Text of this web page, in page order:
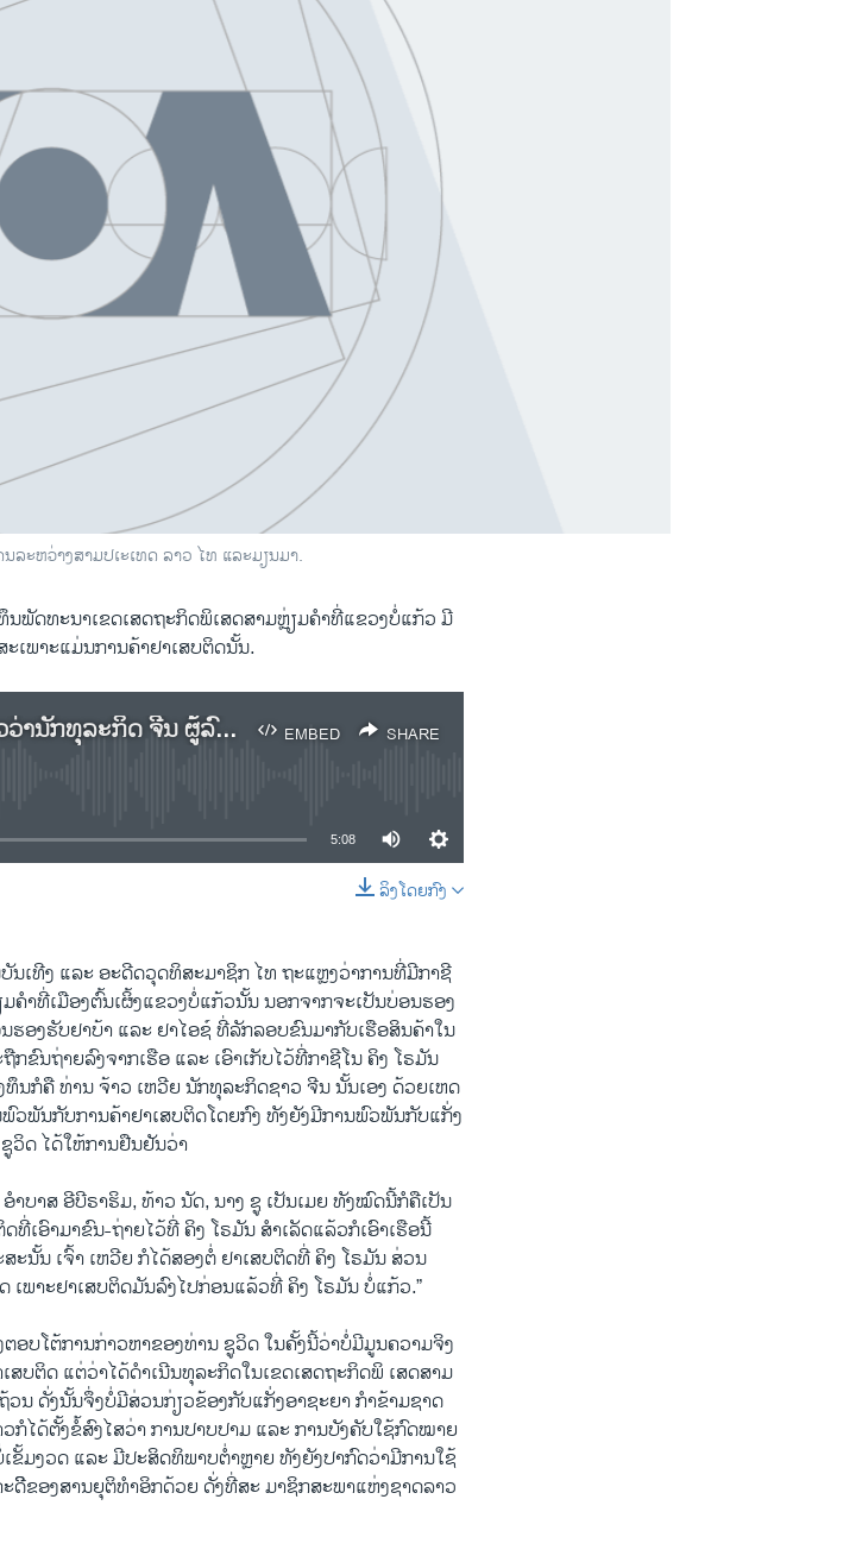
ະຫວ່າງສາມປເະເທດ ລາວ ໄທ ແລະມຽນມາ.
ພັດທະນາເຂດເສດຖະກິດພິເສດສາມຫຼ່ຽມຄຳທີ່ແຂວງບໍ່ແກ້ວ ມີ
ເພາະແມ່ນການຄ້າຢາເສບຕິດນັ້ນ.
EMBED SHARE
ຟັງລາຍງານ ນັກການເມືອງ ໄທ ກ່າວວ່ານັກທຸລະກິດ ຈີນ ຜູ້ລົງທຶນພັດທະນາເຂດເສດຖະກິດພິເສດສາມຫຼ່ຽມຄຳທີ່ແຂວງບໍ່ແກ້ວ ມີສ່ວນພົວພັນກັບແກັ່ງອາຊະຍາກຳຂ້າມຊາດ
SHARE
5:08
ລິງໂດຍກົງ
ເທີງ ແລະ ອະດີດວຸດທິສະມາຊິກ ໄທ ຖະແຫຼງວ່າການທີ່ມີກາຊີ
ຄຳທີ່ເມືອງຕົ້ນເຜິ້ງແຂວງບໍ່ແກ້ວນັ້ນ ນອກຈາກຈະເປັນບ່ອນຮອງ
ອງຮັບຢາບ້າ ແລະ ຢາໄອຊ໌ ທີ່ລັກລອບຂົນມາກັບເຮືອສິນຄ້າໃນ
ຂົນຖ່າຍລົງຈາກເຮືອ ແລະ ເອົາເກັບໄວ້ທີ່ກາຊີໂນ ຄິງ ໂຣມັນ
ນກໍຄື ທ່ານ ຈ້າວ ເຫວີຍ ນັກທຸລະກິດຊາວ ຈີນ ນັ້ນເອງ ດ້ວຍເຫດ
ພັນກັບການຄ້າຢາເສບຕິດໂດຍກົງ ທັງຍັງມີການພົວພັນກັບແກັ່ງ
ວິດ ໄດ້ໃຫ້ການຢືນຢັນວ່າ
ຳບາສ ອີບີຣາຮິມ, ທ້າວ ນັດ, ນາງ ຊູ ເປັນເມຍ ທັງໝົດນີ້ກໍຄືເປັນ
ທີ່ເອົາມາຂົນ-ຖ່າຍໄວ້ທີ່ ຄິງ ໂຣມັນ ສຳເລັດແລ້ວກໍເອົາເຮືອນີ້
ະນັ້ນ ເຈົ້າ ເຫວີຍ ກໍໄດ້ສອງຕໍ່ ຢາເສບຕິດທີ່ ຄິງ ໂຣມັນ ສ່ວນ
ພາະຢາເສບຕິດມັນລົງໄປກ່ອນແລ້ວທີ່ ຄິງ ໂຣມັນ ບໍ່ແກ້ວ.”
ອບໂຕ້ການກ່າວຫາຂອງທ່ານ ຊູວິດ ໃນຄັ້ງນີ້ວ່າບໍ່ມີມູນຄວາມຈິງ
ສບຕິດ ແຕ່ວ່າໄດ້ດຳເນີນທຸລະກິດໃນເຂດເສດຖະກິດພິ ເສດສາມ
ນ ດັ່ງນັ້ນຈຶ່ງບໍ່ມີສ່ວນກ່ຽວຂ້ອງກັບແກັ່ງອາຊະຍາ ກຳຂ້າມຊາດ
ກໍໄດ້ຕັ້ງຂໍ້ສົງໄສວ່າ ການປາບປາມ ແລະ ການບັງຄັບໃຊ້ກົດໝາຍ
ມງວດ ແລະ ມີປະສິດທິພາບຕໍ່າຫຼາຍ ທັງຍັງປາກົດວ່າມີການໃຊ້
ຂອງສານຍຸຕິທຳອິກດ້ວຍ ດັ່ງທີ່ສະ ມາຊິກສະພາແຫ່ງຊາດລາວ